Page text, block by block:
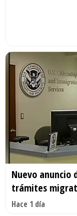
Nuevo anuncio
trámites
Hace 1 día